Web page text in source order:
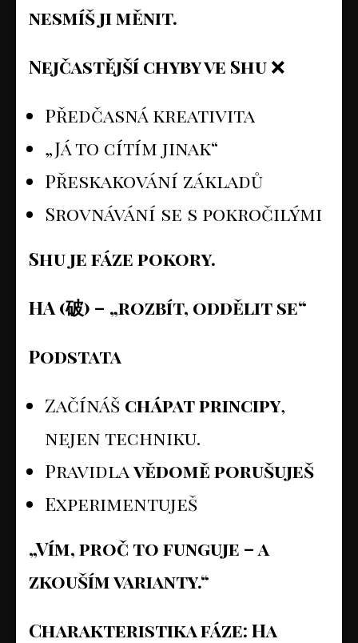
nesmíš ji měnit.
Nejčastější chyby ve Shu❌
Předčasná kreativita
„Já to cítím jinak“
Přeskakování základů
Srovnávání se s pokročilými
Shu je fáze pokory.
HA (破) – „rozbít, oddělit se“
Podstata
Začínáš chápat principy,
nejen techniku.
Pravidlavědomě porušuješ
Experimentuješ
„Vím, proč to funguje – a
zkouším varianty.“
Charakteristika fáze: Ha